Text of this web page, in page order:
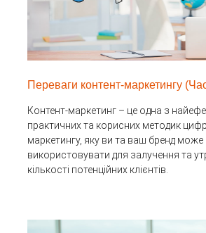
Переваги контент-маркетингу
Контент-маркетинг – це одна з
практичних та корисних методик
маркетингу, яку ви та ваш бренд може
використовувати для залучення та
кількості потенційних клієнтів.